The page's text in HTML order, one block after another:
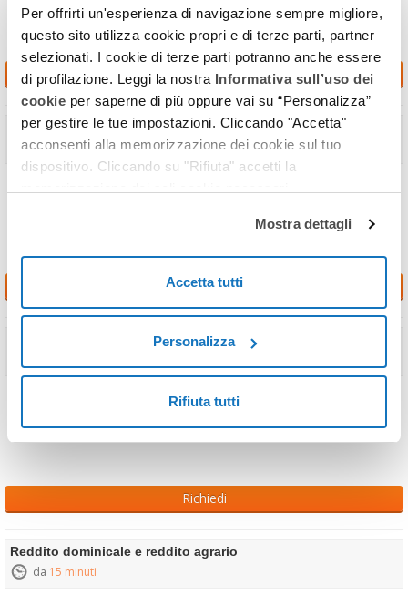
Per offrirti un'esperienza di navigazione sempre migliore,
questo sito utilizza cookie propri e di terze parti, partner
selezionati. I cookie di terze parti potranno anche essere
di profilazione. Leggi la nostra Informativa sull’uso dei
cookie per saperne di più oppure vai su “Personalizza”
per gestire le tue impostazioni. Cliccando "Accetta"
acconsenti alla memorizzazione dei cookie sul tuo
dispositivo. Cliccando su "Rifiuta" accetti la
Mostra dettagli
Accetta tutti
Personalizza
Rifiuta tutti
donazioni.
Richiedi
Calcolo della Superficie da Planimetria
in4 ore
Affidati ai nostri tecnici per calcolare rapidamente la superficie netta
(calpestabile) e commerciale del tuo immobile.
Richiedi
Richiedi
Reddito dominicale e reddito agrario
da 15 minuti